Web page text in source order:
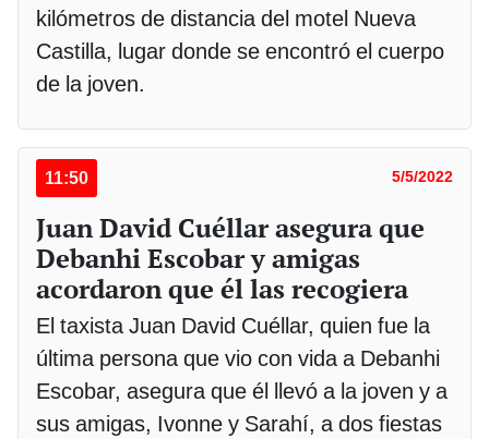
kilómetros de distancia del motel Nueva
Castilla, lugar donde se encontró el cuerpo
de la joven.
11:50 5/5/2022
Juan David Cuéllar asegura que
Debanhi Escobar y amigas
acordaron que él las recogiera
El taxista Juan David Cuéllar, quien fue la
última persona que vio con vida a Debanhi
Escobar, asegura que él llevó a la joven y a
sus amigas, Ivonne y Sarahí, a dos fiestas